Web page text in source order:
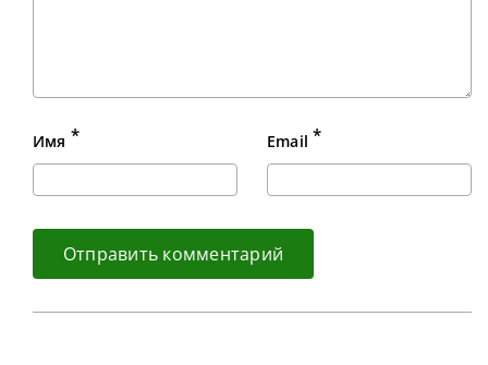
Имя * Email *